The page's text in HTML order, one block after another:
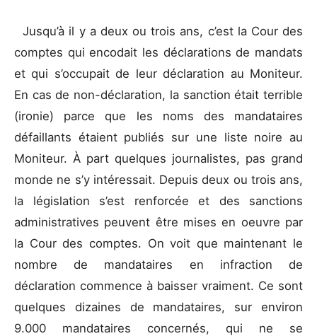
Jusqu’à il y a deux ou trois ans, c’est la Cour des
comptes qui encodait les déclarations de mandats
et qui s’occupait de leur déclaration au Moniteur.
En cas de non-déclaration, la sanction était terrible
(ironie) parce que les noms des mandataires
défaillants étaient publiés sur une liste noire au
Moniteur. À part quelques journalistes, pas grand
monde ne s’y intéressait. Depuis deux ou trois ans,
la législation s’est renforcée et des sanctions
administratives peuvent être mises en oeuvre par
la Cour des comptes. On voit que maintenant le
nombre de mandataires en infraction de
déclaration commence à baisser vraiment. Ce sont
quelques dizaines de mandataires, sur environ
9.000 mandataires concernés, qui ne se